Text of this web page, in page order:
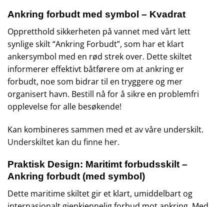
Ankring forbudt med symbol – Kvadrat
Oppretthold sikkerheten på vannet med vårt lett
synlige skilt “Ankring Forbudt”, som har et klart
ankersymbol med en rød strek over. Dette skiltet
informerer effektivt båtførere om at ankring er
forbudt, noe som bidrar til en tryggere og mer
organisert havn. Bestill nå for å sikre en problemfri
opplevelse for alle besøkende!
Kan kombineres sammen med et av våre underskilt.
Underskiltet kan du finne her.
Praktisk Design: Maritimt forbudsskilt –
Ankring forbudt (med symbol)
Dette maritime skiltet gir et klart, umiddelbart og